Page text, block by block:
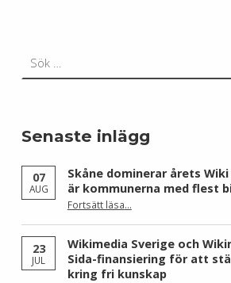
Senaste inlägg
07
AUG
Skåne dominerar årets
är kommunerna med flest
Fortsätt läsa“Skåne dominerar årets Wiki Loves Earth – här är kommunerna med flest bilder”
…
23
JUL
Wikimedia Sverige och
Sida-finansiering för att
kring fri kunskap